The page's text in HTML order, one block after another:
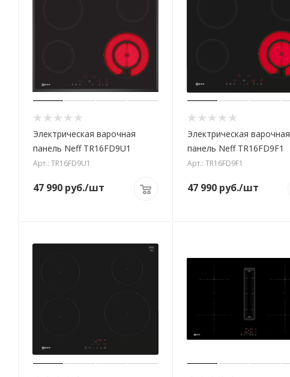
Электрическая варочная
панель Neff TR16FD9U1
Арт.: TR16FD9U1
47 990 руб./шт
Электрическая варочная
панель Neff TR16FD9F1
Арт.: TR16FD9F1
47 990руб./шт